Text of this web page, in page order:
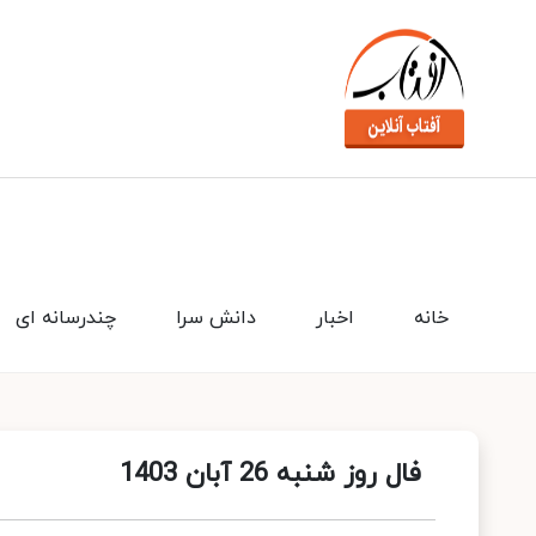
چندرسانه ای دانش سرا اخبار خانه
فال روز شنبه 26 آبان 1403